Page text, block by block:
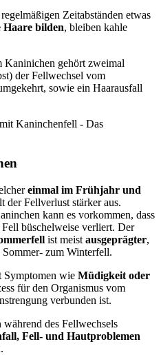
Zeitabständen etwas
Haare bilden, bleiben kahle
Kaninichen gehört zweimal
der Fellwechsel vom
sowie ein Haarausfall
einmal im Frühjahr und
der Fellverlust stärker aus.
kann es vorkommen, dass
büschelweise verliert. Der
ist meist ausgeprägter,
zum Winterfell.
Symptomen wie Müdigkeit oder
für den Organismus vom
verbunden ist.
während des Fellwechsels
Fell- und Hautproblemen